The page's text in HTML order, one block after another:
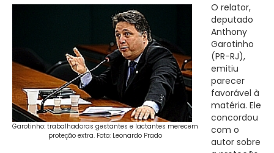
Garotinho: trabalhadoras gestantes e lactantes merecem
proteção extra. Foto: Leonardo Prado
O relator,
deputado
Anthony
Garotinho
(PR-RJ),
emitiu
parecer
favorável à
matéria. Ele
concordou
com o
autor sobre